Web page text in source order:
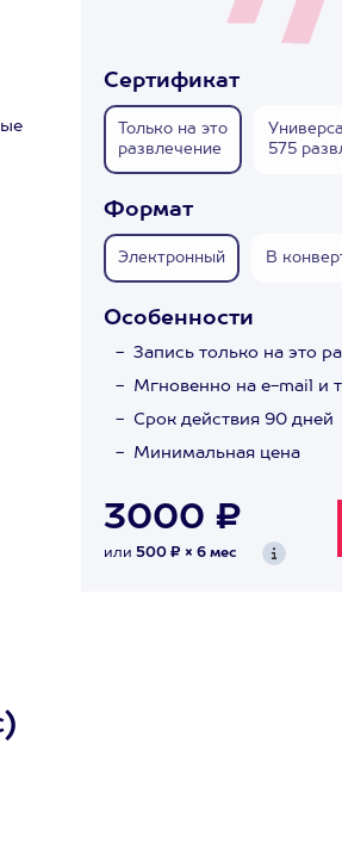
Сертификат
Только на это
развлечение
575
Формат
Электронный В
Особенности
Запись только на это
Мгновенно на e-mail и
Срок действия 90 дней
Минимальная цена
3000 ₽
или 500 ₽ × 6 мес